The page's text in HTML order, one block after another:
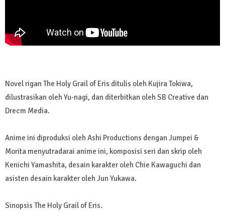
Novel rigan The Holy Grail of Eris ditulis oleh Kujira Tokiwa,
dilustrasikan oleh Yu-nagi, dan diterbitkan oleh SB Creative dan
Drecm Media.
Anime ini diproduksi oleh Ashi Productions dengan Jumpei &
Morita menyutradarai anime ini, komposisi seri dan skrip oleh
Kenichi Yamashita, desain karakter oleh Chie Kawaguchi dan
asisten desain karakter oleh Jun Yukawa.
Sinopsis The Holy Grail of Eris.